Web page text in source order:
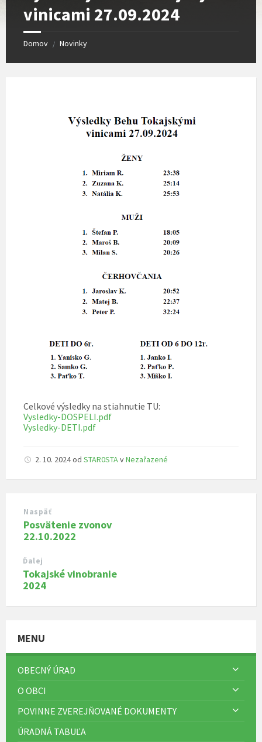
vinicami 27.09.2024
Domov / Novinky
Celkové výsledky na stiahnutie TU:
Vysledky-DOSPELI.pdf
Vysledky-DETI.pdf
2. 10. 2024od STAR0STAvNezařazené
Naspäť
Posvätenie zvonov
22.10.2022
Ďalej
Tokajské vinobranie
2024
MENU
OBECNÝ ÚRAD
O OBCI
POVINNE ZVEREJŇOVANÉ DOKUMENTY
ÚRADNÁ TABUĽA